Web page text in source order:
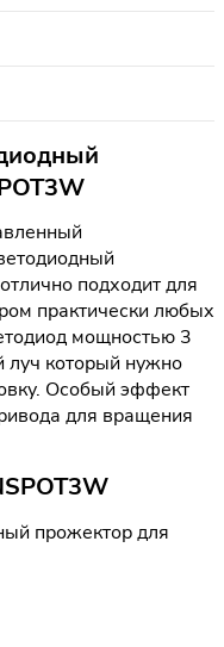
подходит для
практически любых
мощностью 3
луч который нужно
Особый эффект
для вращения
прожектор для